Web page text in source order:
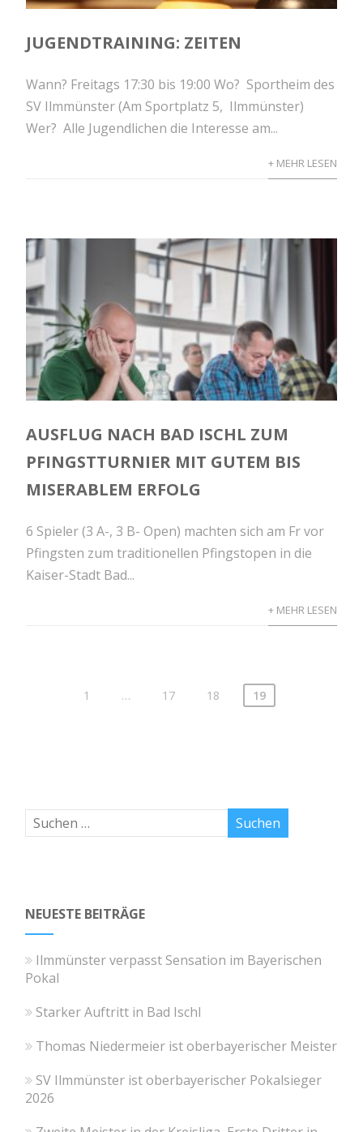
JUGENDTRAINING: ZEITEN
Wann? Freitags 17:30 bis 19:00 Wo? Sportheim des
SV Ilmmünster (Am Sportplatz 5, Ilmmünster)
Wer? Alle Jugendlichen die Interesse am...
+ MEHR LESEN
AUSFLUG NACH BAD ISCHL ZUM
PFINGSTTURNIER MIT GUTEM BIS
MISERABLEM ERFOLG
6 Spieler (3 A-, 3 B- Open) machten sich am Fr vor
Pfingsten zum traditionellen Pfingstopen in die
Kaiser-Stadt Bad...
+ MEHR LESEN
1 … 17 18 19
NEUESTE BEITRÄGE
Ilmmünster verpasst Sensation im Bayerischen
Pokal
Starker Auftritt in Bad Ischl
Thomas Niedermeier ist oberbayerischer Meister
SV Ilmmünster ist oberbayerischer Pokalsieger
2026